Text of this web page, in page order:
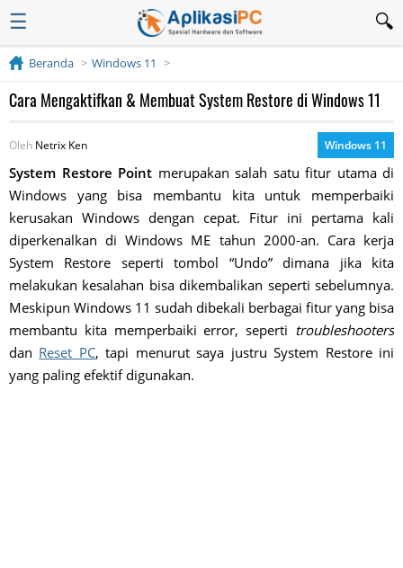
☰
Beranda Windows 11
Cara Mengaktifkan & Membuat System Restore di Windows 11
Oleh Netrix Ken Windows 11
System Restore Point merupakan salah satu fitur utama di
Windows yang bisa membantu kita untuk memperbaiki
kerusakan Windows dengan cepat. Fitur ini pertama kali
diperkenalkan di Windows ME tahun 2000-an. Cara kerja
System Restore seperti tombol “Undo” dimana jika kita
melakukan kesalahan bisa dikembalikan seperti sebelumnya.
Meskipun Windows 11 sudah dibekali berbagai fitur yang bisa
membantu kita memperbaiki error, seperti troubleshooters
dan Reset PC, tapi menurut saya justru System Restore ini
yang paling efektif digunakan.